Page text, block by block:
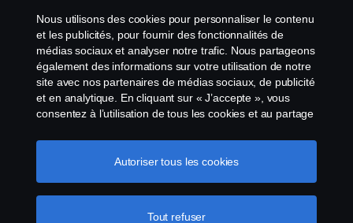
Le système de lancement d'alerte
Politique de cookies
Paramètres des cookies
© Copyright Scania 2026 All Rights Reserved.
Nous utilisons des cookies pour personnaliser le contenu
et les publicités, pour fournir des fonctionnalités de
médias sociaux et analyser notre trafic. Nous partageons
également des informations sur votre utilisation de notre
site avec nos partenaires de médias sociaux, de publicité
et en analytique. En cliquant sur « J’accepte », vous
consentez à l’utilisation de tous les cookies et au partage
cookies en cliquant sur « Paramètres des cookies » et en
sélectionnant les catégories que vous souhaitez
Tout refuser
Autoriser tous les cookies